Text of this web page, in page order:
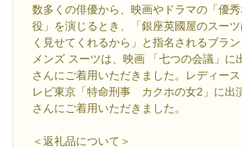
数多くの俳優から、映画やドラマの「優
役」を演じるとき、「銀座英國屋のスー
く見せてくれるから」と指名されるブラ
メンズ スーツは、映画 「七つの会議」に
さんにご着用いただきました。レディー
レビ東京「特命刑事 カクホの女2」に出
さんにご着用いただきました。
＜返礼品について＞